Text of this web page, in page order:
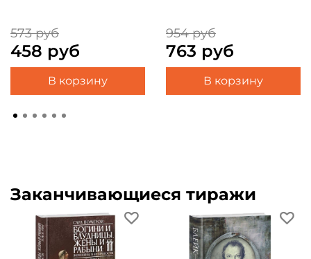
573 руб
458 руб
В корзину
954 руб
763 руб
В корзину
Заканчивающиеся тиражи